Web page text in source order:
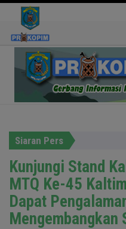
45 Kaltim, Asisten
Baru Untuk
Paser
Siaran Pers
Kunjungi Stand
MTQ Ke-45
Dapat
Mengembangkan